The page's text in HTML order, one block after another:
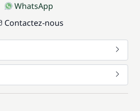
WhatsApp
Contactez-nous